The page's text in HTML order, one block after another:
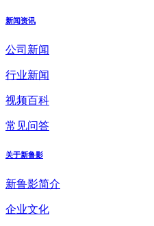
新闻资讯
公司新闻
行业新闻
视频百科
常见问答
关于新鲁影
新鲁影简介
企业文化